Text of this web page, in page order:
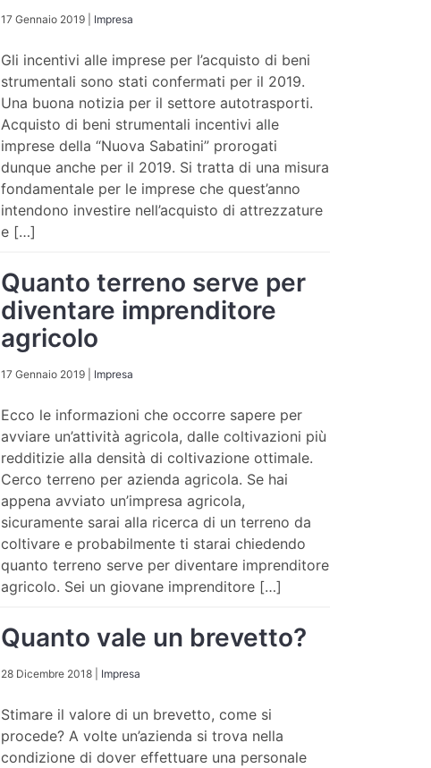
17 Gennaio 2019 Impresa
Gli incentivi alle imprese per l’acquisto di beni
strumentali sono stati confermati per il 2019.
Una buona notizia per il settore autotrasporti.
Acquisto di beni strumentali incentivi alle
imprese della “Nuova Sabatini” prorogati
dunque anche per il 2019. Si tratta di una misura
fondamentale per le imprese che quest’anno
intendono investire nell’acquisto di attrezzature
e […]
Quanto terreno serve per
diventare imprenditore
agricolo
17 Gennaio 2019 Impresa
Ecco le informazioni che occorre sapere per
avviare un’attività agricola, dalle coltivazioni più
redditizie alla densità di coltivazione ottimale.
Cerco terreno per azienda agricola. Se hai
appena avviato un’impresa agricola,
sicuramente sarai alla ricerca di un terreno da
coltivare e probabilmente ti starai chiedendo
quanto terreno serve per diventare imprenditore
agricolo. Sei un giovane imprenditore […]
Quanto vale un brevetto?
28 Dicembre 2018 Impresa
Stimare il valore di un brevetto, come si
procede? A volte un’azienda si trova nella
condizione di dover effettuare una personale